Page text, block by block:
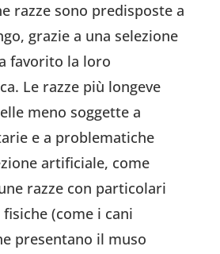
razze sono predisposte a
grazie a una selezione
favorito la loro
Le razze più longeve
meno soggette a
e a problematiche
artificiale, come
razze con particolari
(come i cani
presentano il muso